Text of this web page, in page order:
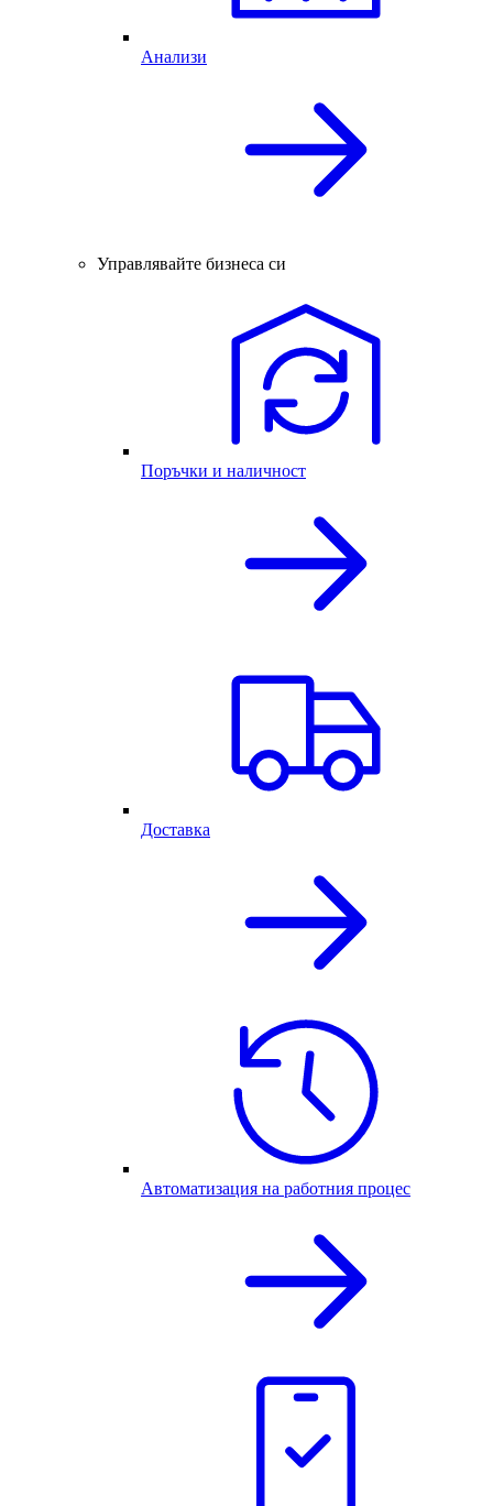
Анализи
Управлявайте бизнеса си
Поръчки и наличност
Доставка
Автоматизация на работния процес